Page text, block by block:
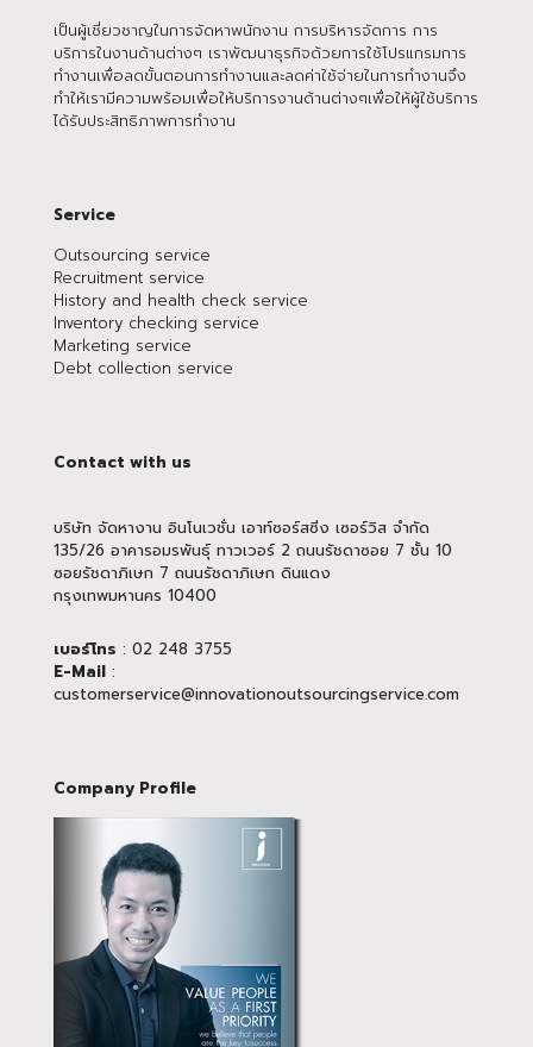
เป็นผู้เชี่ยวชาญในการจัดหาพนักงาน การบริหารจัดการ การ
บริการในงานด้านต่างๆ เราพัฒนาธุรกิจด้วยการใช้โปรแกรมการ
ทำงานเพื่อลดขั้นตอนการทำงานและลดค่าใช้จ่ายในการทำงานจึง
ทำให้เรามีความพร้อมเพื่อให้บริการงานด้านต่างๆเพื่อให้ผู้ใช้บริการ
ได้รับประสิทธิภาพการทำงาน
Service
Outsourcing service
Recruitment service
History and health check service
Inventory checking service
Marketing service
Debt collection service
Contact with us
บริษัท จัดหางาน อินโนเวชั่น เอาท์ซอร์สซิ่ง เซอร์วิส จำกัด
135/26 อาคารอมรพันธุ์ ทาวเวอร์ 2 ถนนรัชดาซอย 7 ชั้น 10
ซอยรัชดาภิเษก 7 ถนนรัชดาภิเษก ดินแดง
กรุงเทพมหานคร 10400
เบอร์โทร : 02 248 3755
E-Mail :
customerservice@innovationoutsourcingservice.com
Company Profile